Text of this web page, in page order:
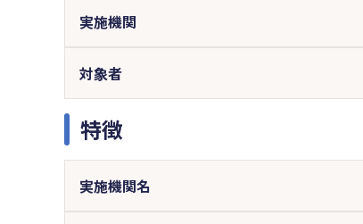
実施機関
対象者
特徴
実施機関名